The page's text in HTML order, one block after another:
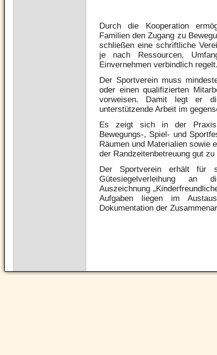
Durch die Kooperation
Familien den Zugang zu
schließen eine schriftliche
je nach Ressourcen,
Einvernehmen verbindlich
Der Sportverein muss
oder einen qualifizierten
vorweisen. Damit legt er
unterstützende Arbeit im
Es zeigt sich in der
Bewegungs-, Spiel- und
Räumen und Materialien sowie
der Randzeitenbetreuung gut
Der Sportverein erhält für
Gütesiegelverleihung an
Auszeichnung
Aufgaben liegen im
Dokumentation der
Navigation